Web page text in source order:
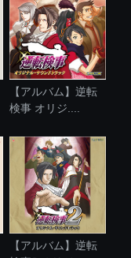
【アルバム】逆転
検事 オリジ....
【アルバム】逆転